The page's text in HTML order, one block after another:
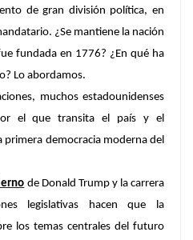
de gran división política, en
¿Se mantiene la nación
fundada en 1776? ¿En qué ha
Lo abordamos.
muchos estadounidenses
el que transita el país y el
primera democracia moderna del
de Donald Trump y la carrera
legislativas hacen que la
los temas centrales del futuro